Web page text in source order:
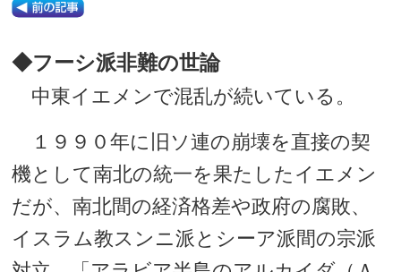
◆フーシ派非難の世論
中東イエメンで混乱が続いている。
１９９０年に旧ソ連の崩壊を直接の契
機として南北の統一を果たしたイエメン
だが、南北間の経済格差や政府の腐敗、
イスラム教スンニ派とシーア派間の宗派